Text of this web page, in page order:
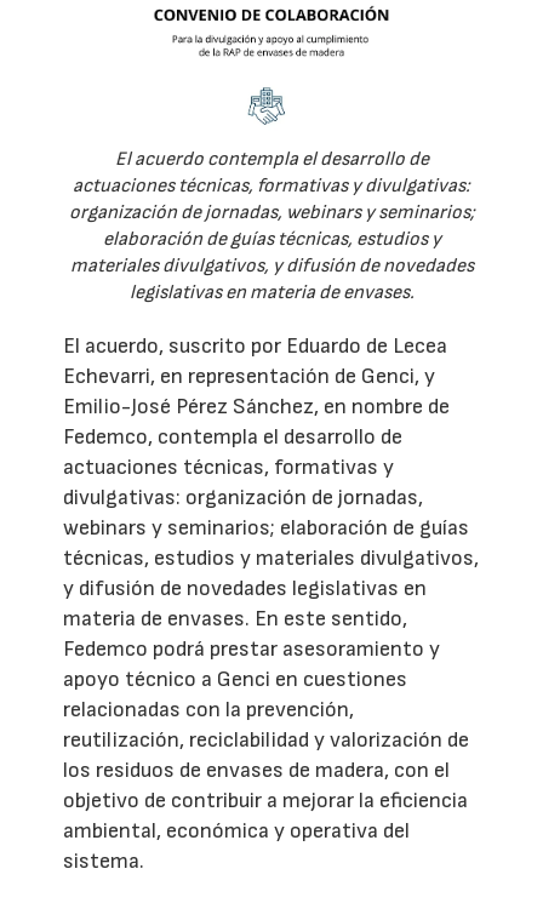
El acuerdo contempla el desarrollo de
actuaciones técnicas, formativas y divulgativas:
organización de jornadas, webinars y seminarios;
elaboración de guías técnicas, estudios y
materiales divulgativos, y difusión de novedades
legislativas en materia de envases.
El acuerdo, suscrito por Eduardo de Lecea
Echevarri, en representación de Genci, y
Emilio-José Pérez Sánchez, en nombre de
Fedemco, contempla el desarrollo de
actuaciones técnicas, formativas y
divulgativas: organización de jornadas,
webinars y seminarios; elaboración de guías
técnicas, estudios y materiales divulgativos,
y difusión de novedades legislativas en
materia de envases. En este sentido,
Fedemco podrá prestar asesoramiento y
apoyo técnico a Genci en cuestiones
relacionadas con la prevención,
reutilización, reciclabilidad y valorización de
los residuos de envases de madera, con el
objetivo de contribuir a mejorar la eficiencia
ambiental, económica y operativa del
sistema.